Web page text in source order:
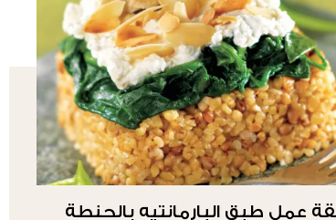
عمل طبق البارمانتيه بالحنطة